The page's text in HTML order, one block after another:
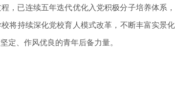
，已连续五年迭代优化入党积极分子培养体系
将持续深化党校育人模式改革，不断丰富实景
定、作风优良的青年后备力量。